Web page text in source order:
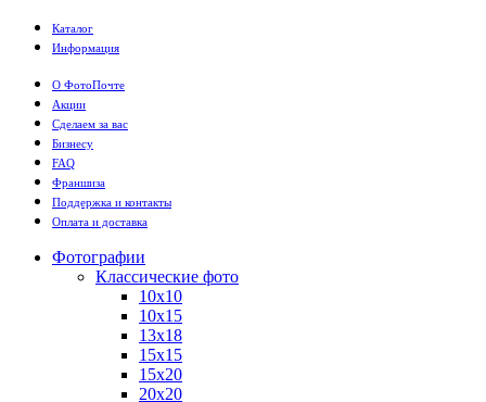
Каталог
Информация
О ФотоПочте
Акции
Сделаем за вас
Бизнесу
FAQ
Франшиза
Поддержка и контакты
Оплата и доставка
Фотографии
Классические фото
10х10
10х15
13х18
15х15
15х20
20х20